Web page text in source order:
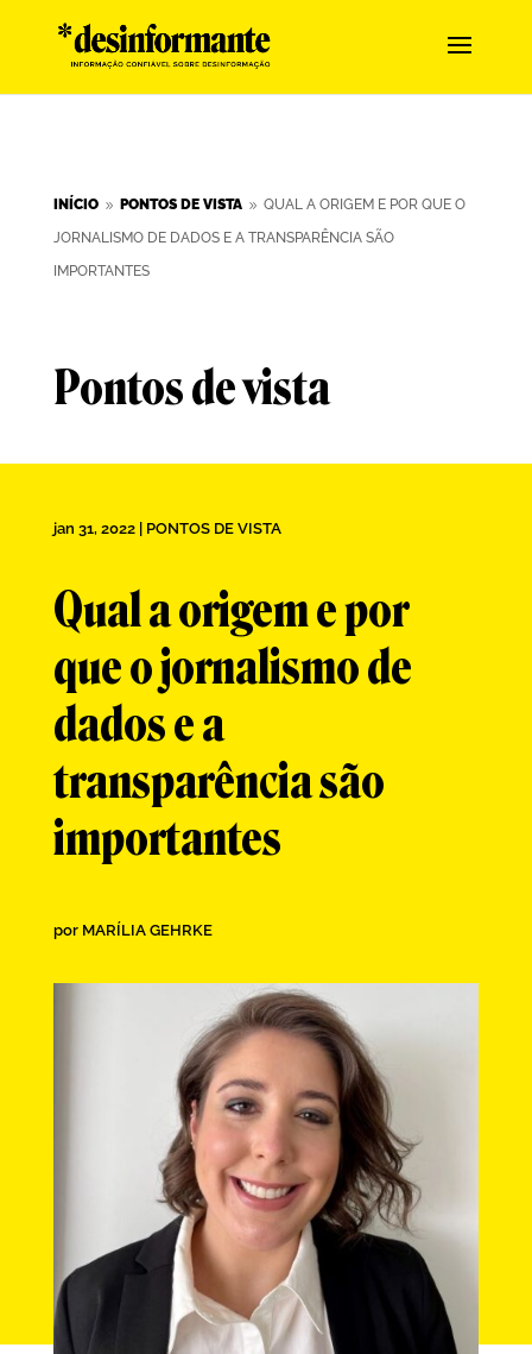
INÍCIO 9 PONTOS DE VISTA 9 QUAL A ORIGEM E POR QUE O
JORNALISMO DE DADOS E A TRANSPARÊNCIA SÃO
IMPORTANTES
Pontos de vista
jan 31, 2022| PONTOS DE VISTA
Qual a origem e por
que o jornalismo de
dados e a
transparência são
importantes
por MARÍLIA GEHRKE